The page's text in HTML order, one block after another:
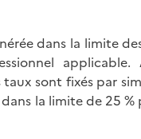
dans la limite
sont fixés par
la limite de 25 %